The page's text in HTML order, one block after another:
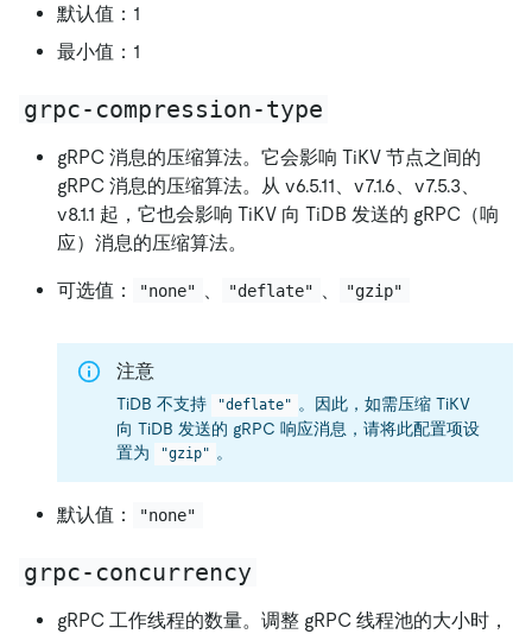
默认值：1
最小值：1
grpc-compression-type
gRPC 消息的压缩算法。它会影响 TiKV 节点之间的
gRPC 消息的压缩算法。从 v6.5.11、v7.1.6、v7.5.3、
v8.1.1 起，它也会影响 TiKV 向 TiDB 发送的 gRPC（响
应）消息的压缩算法。
可选值： "none" "deflate" "gzip"
注意
TiDB 不支持 "deflate" 。因此，如需压缩 TiKV
向 TiDB 发送的 gRPC 响应消息，请将此配置项设
置为
"gzip" 。
默认值： "none"
grpc-concurrency
gRPC 工作线程的数量。调整 gRPC 线程池的大小时，